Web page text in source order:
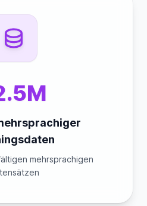
mehrsprachigen